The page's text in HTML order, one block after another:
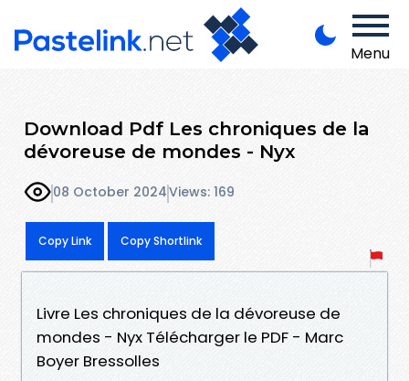
Menu
Download Pdf Les chroniques de la
dévoreuse de mondes - Nyx
08 October 2024Views: 169
Copy Link Copy Shortlink
Livre Les chroniques de la dévoreuse de
mondes - Nyx Télécharger le PDF - Marc
Boyer Bressolles